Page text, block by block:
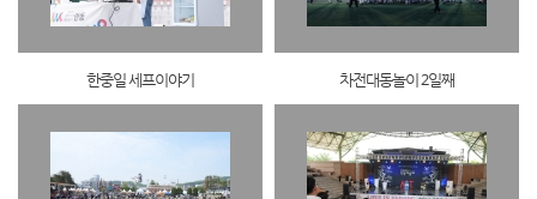
한중일 세프이야기 차전대동놀이 2일째